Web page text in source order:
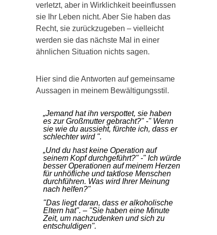
verletzt, aber in Wirklichkeit beeinflussen
sie Ihr Leben nicht. Aber Sie haben das
Recht, sie zurückzugeben – vielleicht
werden sie das nächste Mal in einer
ähnlichen Situation nichts sagen.
Hier sind die Antworten auf gemeinsame
Aussagen in meinem Bewältigungsstil.
„Jemand hat ihn verspottet, sie haben
es zur Großmutter gebracht?" -" Wenn
sie wie du aussieht, fürchte ich, dass er
schlechter wird ".
„Und du hast keine Operation auf
seinem Kopf durchgeführt?" -" Ich würde
besser Operationen auf meinem Herzen
für unhöfliche und taktlose Menschen
durchführen. Was wird Ihrer Meinung
nach helfen?"
"Das liegt daran, dass er alkoholische
Eltern hat". – "Sie haben eine Minute
Zeit, um nachzudenken und sich zu
entschuldigen".